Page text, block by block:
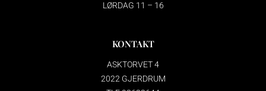
LØRDAG 11 – 16
KONTAKT
ASKTORVET 4
2022 GJERDRUM